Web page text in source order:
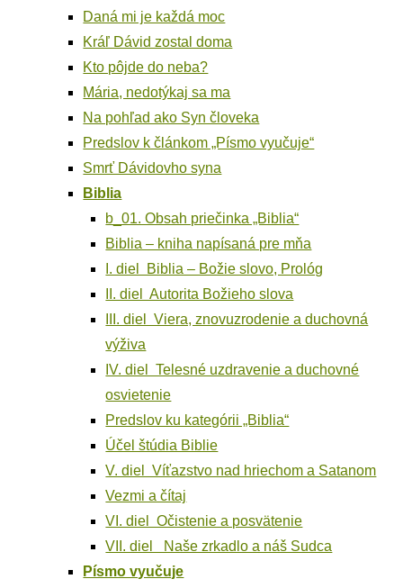
Daná mi je kaž­dá moc
Kráľ Dávid zostal doma
Kto pôj­de do neba?
Mária, nedo­tý­kaj sa ma
Na pohľad ako Syn človeka
Pred­slov k člán­kom „Pís­mo vyučuje“
Smrť Dávi­dov­ho syna
Bib­lia
b_01. Obsah prie­čin­ka „Bib­lia“
Bib­lia – kni­ha napí­sa­ná pre mňa
I. diel Bib­lia – Božie slo­vo, Prológ
II. diel Auto­ri­ta Božie­ho slova
III. diel Vie­ra, zno­vuz­ro­de­nie a duchov­ná
výživa
IV. diel Teles­né uzdra­ve­nie a duchov­né
osvietenie
Pred­slov ku kate­gó­rii „Bib­lia“
Účel štú­dia Biblie
V. diel Víťazs­tvo nad hrie­chom a Satanom
Vez­mi a čítaj
VI. diel Očis­te­nie a posvätenie
VII. diel Naše zrkad­lo a náš Sudca
Pís­mo vyučuje